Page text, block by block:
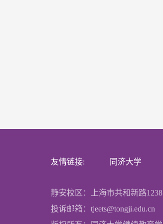
友情链接: 同济大学
静安校区：上海市共和新路
投诉邮箱：tjeets@tongji.edu.cn